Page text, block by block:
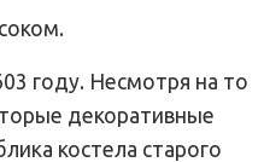
году. Несмотря на то
декоративные
костела старого